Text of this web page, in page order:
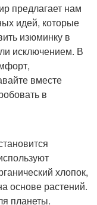
предлагает нам
идей, которые
изюминку в
исключением. В
вместе
в
хлопок,
основе растений.
планеты.